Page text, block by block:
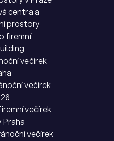
centra a
prostory
firemní
večírek
večírek
večírek
Praha
večírek